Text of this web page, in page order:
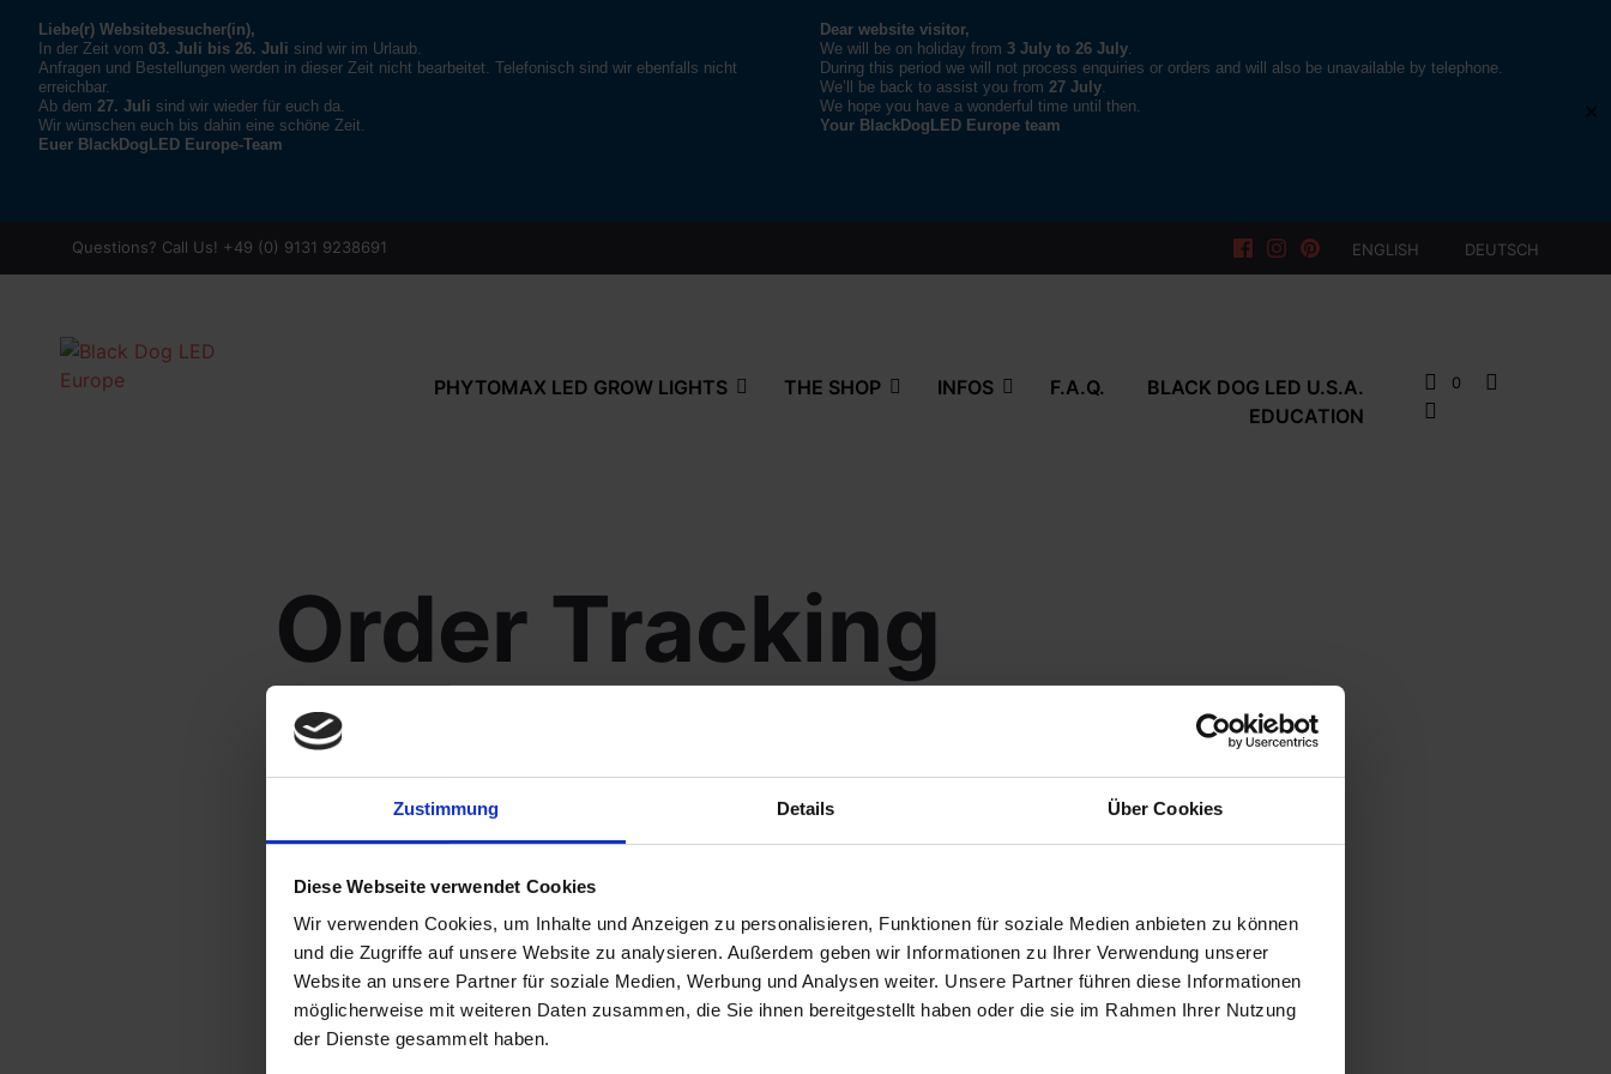
Liebe(r) Websitebesucher(in),
In der Zeit vom 03. Juli bis 26. Juli sind wir im Urlaub.
Anfragen und Bestellungen werden in dieser Zeit nicht bearbeitet. Telefonisch sind wir ebenfalls nicht
erreichbar.
Ab dem 27. Juli sind wir wieder für euch da.
Wir wünschen euch bis dahin eine schöne Zeit.
Euer BlackDogLED Europe-Team
Dear website visitor,
We will be on holiday from 3 July to 26 July.
During this period we will not process enquiries or orders and will also be unavailable by telephone.
We’ll be back to assist you from 27 July.
We hope you have a wonderful time until then.
Your BlackDogLED Europe team
✕
Zustimmung Details Über Cookies
Diese Webseite verwendet Cookies
Wir verwenden Cookies, um Inhalte und Anzeigen zu personalisieren, Funktionen für soziale Medien anbieten zu können
und die Zugriffe auf unsere Website zu analysieren. Außerdem geben wir Informationen zu Ihrer Verwendung unserer
Website an unsere Partner für soziale Medien, Werbung und Analysen weiter. Unsere Partner führen diese Informationen
möglicherweise mit weiteren Daten zusammen, die Sie ihnen bereitgestellt haben oder die sie im Rahmen Ihrer Nutzung
der Dienste gesammelt haben.
Questions? Call Us! +49 (0) 9131 9238691 ENGLISH DEUTSCH
PHYTOMAX LED GROW LIGHTS THE SHOP INFOS F.A.Q.
BLACK DOG LED U.S.A.
EDUCATION
0
Order Tracking
To track your order please enter your Order ID in the box below and press the "Track" button. This was given to you
on your receipt and in the confirmation email you should have received.
ORDER ID
TRACK